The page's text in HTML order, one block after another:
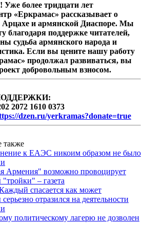
более тридцати лет
«Еркрамас» рассказывает о
и армянской Диаспоре. Мы
благодаря поддержке читателей,
судьба армянского народа и
Если вы цените нашу работу
продолжал развиваться, вы
добровольным взносом.
2072 1610 0373
dzen.ru/yerkramas?donate=true
также
к ЕАЭС никоим образом не было
Армения" возможно провоцирует
– газета
спасается как может
отразился на деятельности
политическому лагерю не дозволен